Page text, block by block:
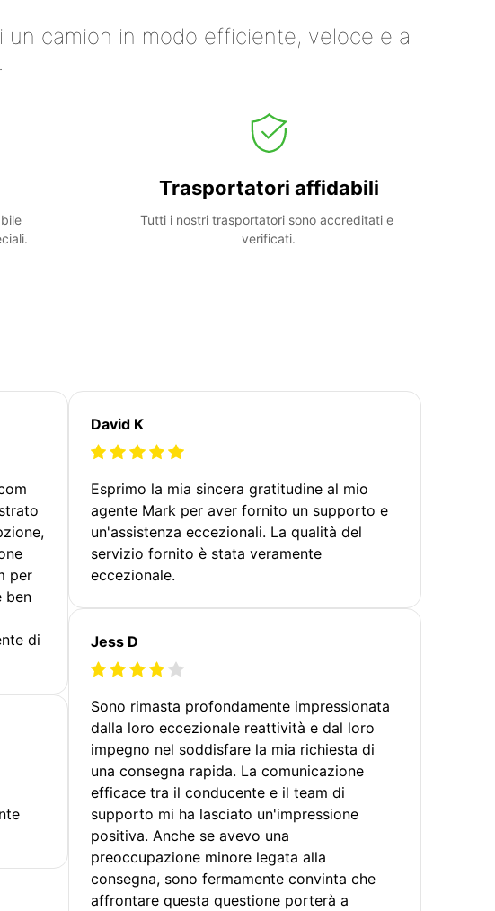
camion in modo efficiente, veloce e a
Trasportatori affidabili
Tutti i nostri trasportatori sono accreditati e
verificati.
per
ben
di
David K
Esprimo la mia sincera gratitudine al mio
agente Mark per aver fornito un supporto e
un'assistenza eccezionali. La qualità del
servizio fornito è stata veramente
eccezionale.
Jess D
Sono rimasta profondamente impressionata
dalla loro eccezionale reattività e dal loro
impegno nel soddisfare la mia richiesta di
una consegna rapida. La comunicazione
efficace tra il conducente e il team di
supporto mi ha lasciato un'impressione
positiva. Anche se avevo una
preoccupazione minore legata alla
consegna, sono fermamente convinta che
affrontare questa questione porterà a